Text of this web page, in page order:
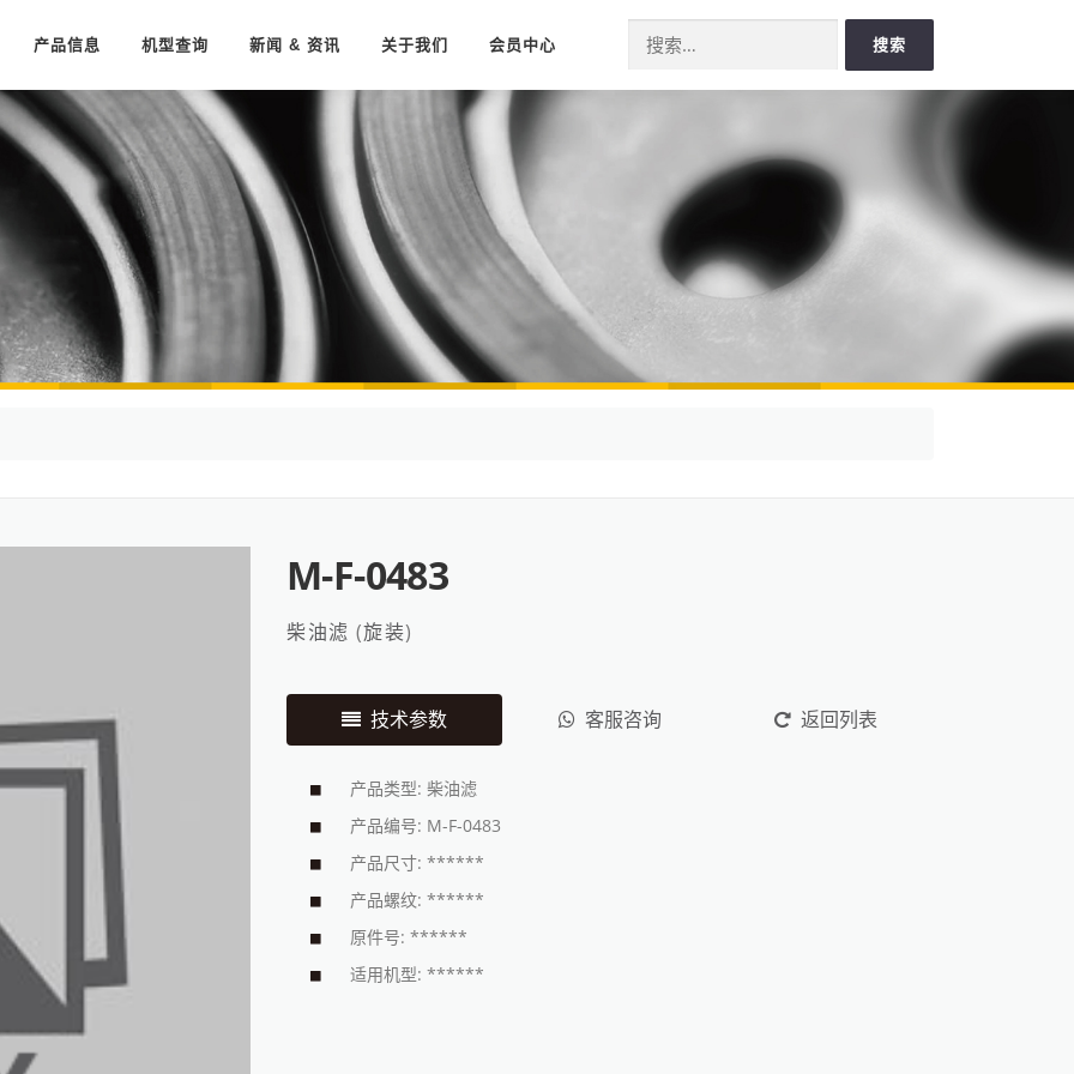
产品信息 机型查询 新闻 & 资讯 关于我们 会员中心 Search for:
M-F-0483
柴油滤 (旋装)
技术参数 客服咨询 返回列表
产品类型: 柴油滤
产品编号: M-F-0483
产品尺寸: ******
产品螺纹: ******
原件号: ******
适用机型: ******